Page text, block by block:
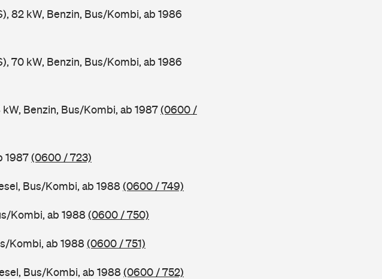
82 kW, Benzin, Bus/Kombi, ab 1986
70 kW, Benzin, Bus/Kombi, ab 1986
Benzin, Bus/Kombi, ab 1987(0600 /
1987(0600 / 723)
Bus/Kombi, ab 1988(0600 / 749)
Kombi, ab 1988(0600 / 750)
Kombi, ab 1988(0600 / 751)
Bus/Kombi, ab 1988(0600 / 752)